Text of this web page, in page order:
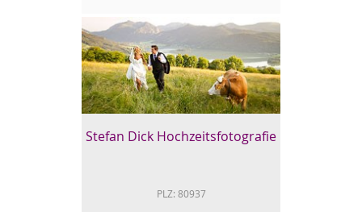
buymypics
buymypics - ein zuverlässiges
Kameramann-Team, bestehend aus einem
Fotograf und Videograf für Hochzeiten und
Veranstaltungen aller Art.
Stefan Dick Hochzeitsfotografie
PLZ: 80937